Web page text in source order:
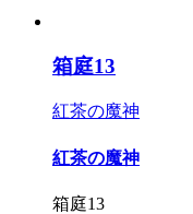
箱庭13
紅茶の魔神
紅茶の魔神
箱庭13